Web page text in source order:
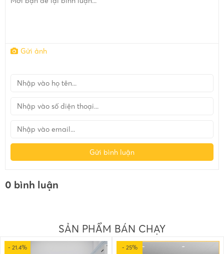
Gửi ảnh
Gửi bình luận
0 bình luận
SẢN PHẨM BÁN CHẠY
- 21.4% - 25%